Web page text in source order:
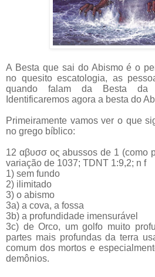
A Besta que sai do Abismo é o
no quesito escatologia, as
quando falam da Besta da
Identificaremos agora a besta do
Primeiramente vamos ver o que
no grego bíblico:
12 αβυσσ ος abussos de 1 (como
variação de 1037; TDNT 1:9,2; n f
1) sem fundo
2) ilimitado
3) o abismo
3a) a cova, a fossa
3b) a profundidade imensurável
3c) de Orco, um golfo muito
partes mais profundas da terra
comum dos mortos e
demônios.